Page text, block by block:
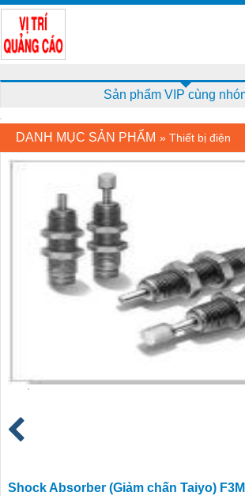
Sản phẩm VIP cùng
DANH MỤC SẢN PHẨM » Thiết bị điện
Shock Absorber (Giảm chấn Taiyo)